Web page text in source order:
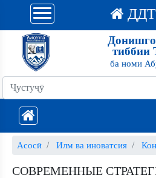
тиббии
ба номи
Асосӣ Илм ва иноватсия
СОВРЕМЕННЫЕ